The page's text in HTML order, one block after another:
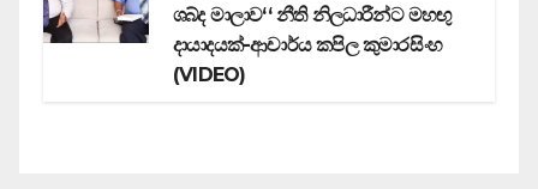
ශබ්ද මාලාව‘‘ නීති නිලධාරීන්ට මහඟු
දායාදයක්-ආචාර්ය කපිල කුමාරසිංහ
(VIDEO)